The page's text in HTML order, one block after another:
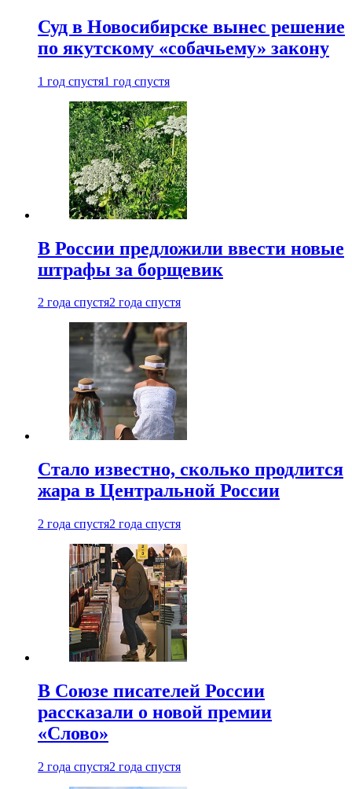
Суд в Новосибирске вынес решение
по якутскому «собачьему» закону
1 год спустя1 год спустя
В России предложили ввести новые
штрафы за борщевик
2 года спустя2 года спустя
Стало известно, сколько продлится
жара в Центральной России
2 года спустя2 года спустя
В Союзе писателей России
рассказали о новой премии
«Слово»
2 года спустя2 года спустя